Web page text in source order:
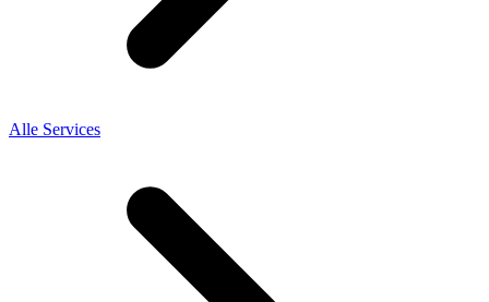
Alle Services